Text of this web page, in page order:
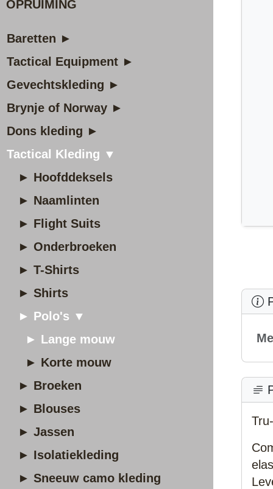
OPRUIMING
Baretten ►
Tactical Equipment ►
Gevechtskleding ►
Brynje of Norway ►
Dons kleding ►
Tactical Kleding ▼
► Hoofddeksels
► Naamlinten
► Flight Suits
► Onderbroeken
► T-Shirts
► Shirts
► Polo's ▼
► Lange mouw
► Korte mouw
► Broeken
► Blouses
► Jassen
► Isolatiekleding
► Sneeuw camo kleding